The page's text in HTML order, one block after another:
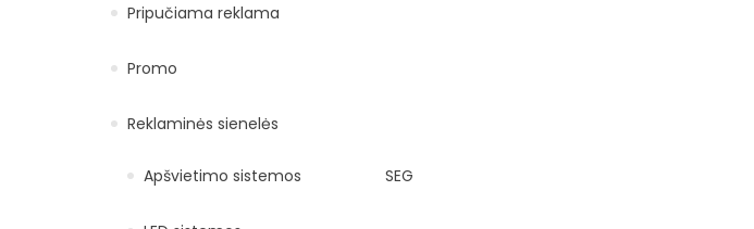
Pripučiama reklama
Promo
Reklaminės sienelės
Apšvietimo sistemos SEG